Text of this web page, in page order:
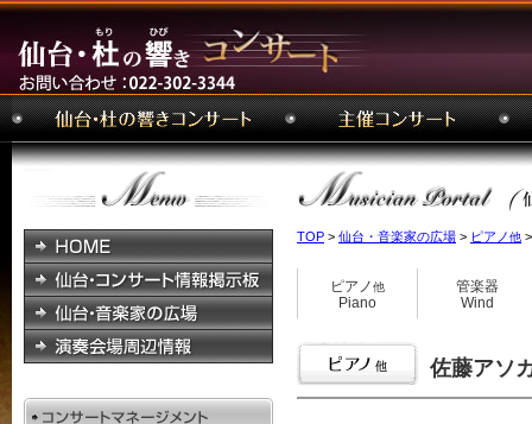
TOP > 仙台・音楽家の広場 > ピアノ他
ピアノ他
Piano
管楽器
Wind
佐藤ア